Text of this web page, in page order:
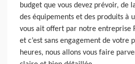
budget que vous devez prévoir, de
des équipements et des produits à
vous ait offert par notre entreprise
et c’est sans engagement de votre
heures, nous allons vous faire